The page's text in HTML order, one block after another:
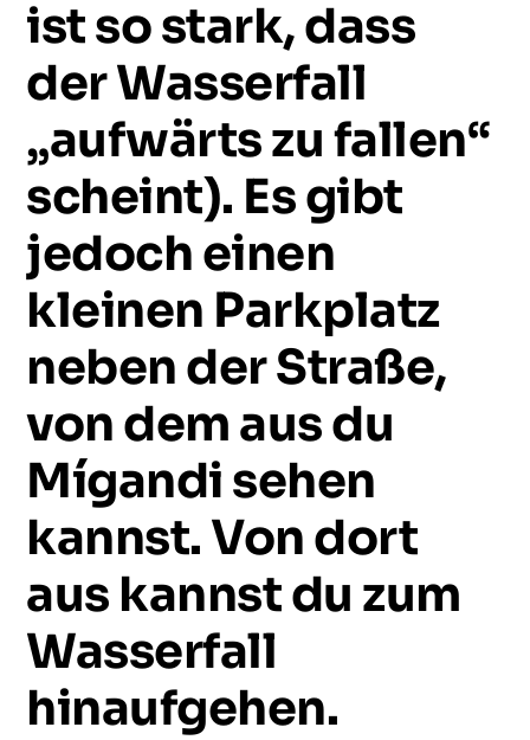
istsostark,dass
derWasserfall
„aufwärtszufallen“
scheint). Esgibt
jedocheinen
kleinen Parkplatz
nebenderStraße,
vondemausdu
Mígandisehen
kannst.Vondort
aus kannstdu zum
Wasserfall
hinaufgehen.